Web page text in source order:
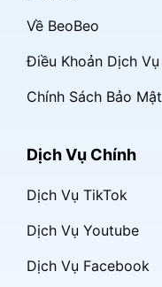
Về BeoBeo
Điều Khoản Dịch Vụ
Chính Sách Bảo Mật
Dịch Vụ Chính
Dịch Vụ TikTok
Dịch Vụ Youtube
Dịch Vụ Facebook